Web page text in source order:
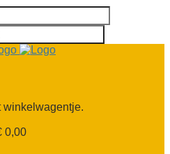
winkelwagentje.
0,00